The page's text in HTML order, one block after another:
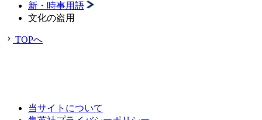
新・時事用語
文化の盗用
TOPへ
当サイトについて